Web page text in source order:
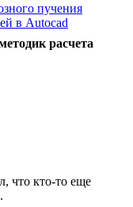
пучения
в Autocad
расчета
что кто-то еще